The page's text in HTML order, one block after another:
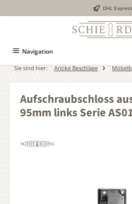
DHL Express
Navigation
Sie sind hier: Antike Beschläge
Aufschraubschloss
95mm links Serie